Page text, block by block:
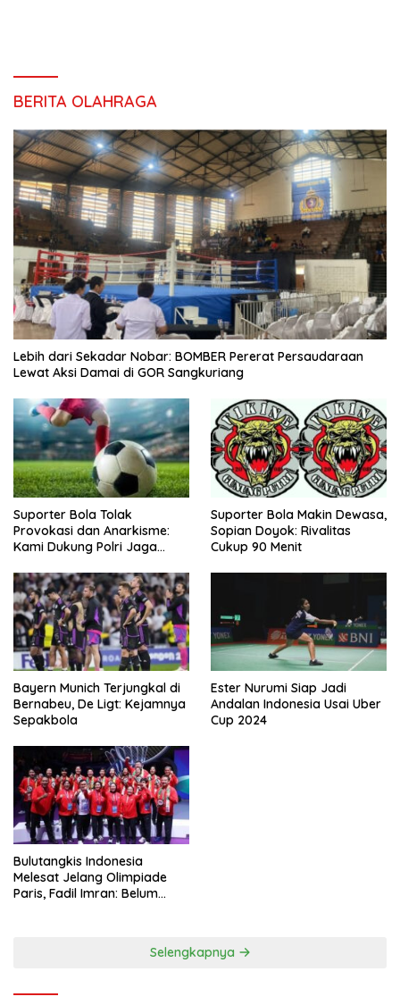
BERITA OLAHRAGA
Lebih dari Sekadar Nobar: BOMBER Pererat Persaudaraan
Lewat Aksi Damai di GOR Sangkuriang
Suporter Bola Tolak
Provokasi dan Anarkisme:
Kami Dukung Polri Jaga
Suporter Bola Makin Dewasa,
Sopian Doyok: Rivalitas
Cukup 90 Menit
Bayern Munich Terjungkal di
Bernabeu, De Ligt: Kejamnya
Sepakbola
Ester Nurumi Siap Jadi
Andalan Indonesia Usai Uber
Cup 2024
Bulutangkis Indonesia
Melesat Jelang Olimpiade
Paris, Fadil Imran: Belum
Selengkapnya